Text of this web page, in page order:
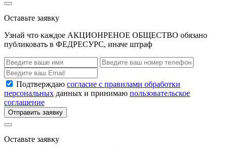
Оставьте заявку
Узнай что каждое АКЦИОНРЕНОЕ ОБЩЕСТВО обязано
публиковать в ФЕДРЕСУРС, иначе штраф
Подтверждаю согласие с правилами обработки
персональных данных и принимаю пользовательское
соглашение
Отправить заявку
Оставьте заявку